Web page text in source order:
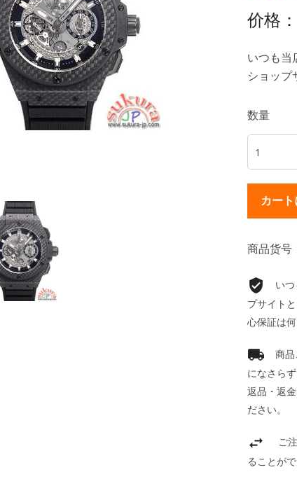
价格：
いつも当
ショップ
数量
商品货号
い
プサイト
心保証は
商
になさら
返品・返
ださい。
ご
ることが